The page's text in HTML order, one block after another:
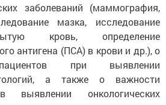
заболеваний (маммография,
мазка, исследование
кровь, определение
антигена (ПСА) в крови и др.), о
при выявлении
а также о важности
выявлении онкологических